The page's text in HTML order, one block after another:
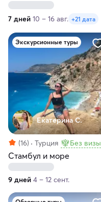
7 дней 10 – 16 авг. +21 дата
Экскурсионные туры
Екатерина С.
(16) Турция Без визы
Стамбул и море
9 дней 4 – 12 сент.